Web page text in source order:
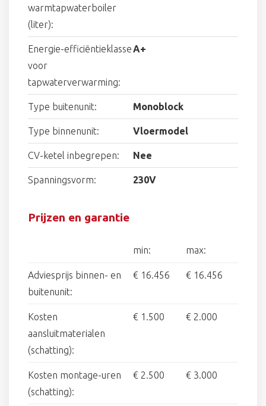
warmtapwaterboiler
(liter):
Energie-efficiëntieklasse
voor
tapwaterverwarming:
A+
Type buitenunit: Monoblock
Type binnenunit: Vloermodel
CV-ketel inbegrepen: Nee
Spanningsvorm: 230V
Prijzen en garantie
min: max:
Adviesprijs binnen- en
buitenunit:
€ 16.456 € 16.456
Kosten
aansluitmaterialen
(schatting):
€ 1.500 € 2.000
Kosten montage-uren
(schatting):
€ 2.500 € 3.000